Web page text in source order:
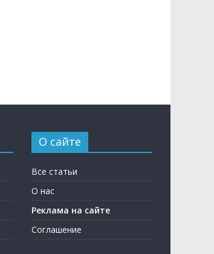
О сайте
Все статьи
О нас
Реклама на сайте
Соглашение